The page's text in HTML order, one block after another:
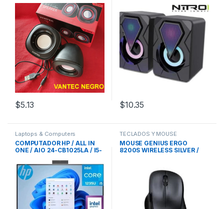
$5.13 $10.35
Laptops & Computers
COMPUTADOR HP / ALL IN
ONE / AIO 24-CB1025LA / I5-
SSD M.2 / 23.8″ PULGADAS /
HDMI / BLUETOOTH / 2X USB
/ WINDOWS11H SILVER
TECLADOS Y MOUSE
MOUSE GENIUS ERGO
8200S WIRELESS SILVER /